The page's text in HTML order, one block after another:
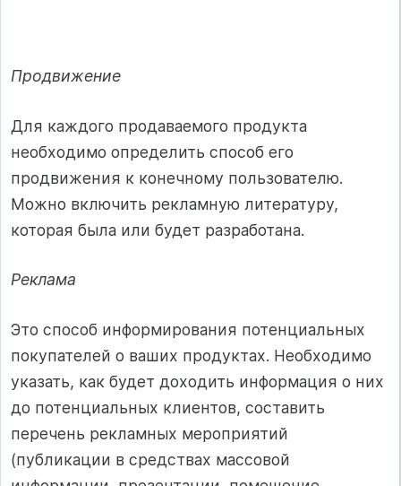
Продвижение
Для каждого продаваемого продукта
необходимо определить способ его
продвижения к конечному пользователю.
Можно включить рекламную литературу,
которая была или будет разработана.
Реклама
Это способ информирования потенциальных
покупателей о ваших продуктах. Необходимо
указать, как будет доходить информация о них
до потенциальных клиентов, составить
перечень рекламных мероприятий
(публикации в средствах массовой